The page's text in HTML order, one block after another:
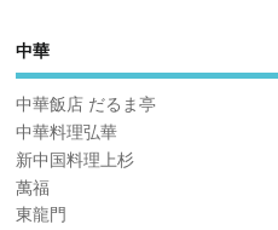
中華
中華飯店 だるま亭
中華料理弘華
新中国料理上杉
萬福
東龍門